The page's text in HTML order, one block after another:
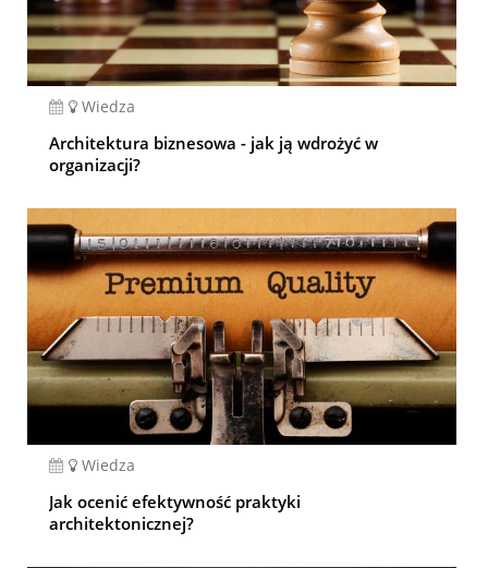
Wiedza
Architektura biznesowa - jak ją wdrożyć w
organizacji?
Wiedza
Jak ocenić efektywność praktyki
architektonicznej?